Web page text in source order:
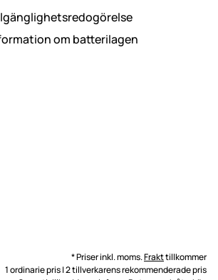
om batterilagen
* Priser inkl. moms.Frakttillkommer
1 ordinarie pris | 2 tillverkarens rekommenderade pris